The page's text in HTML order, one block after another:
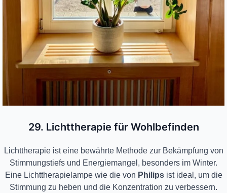
29. Lichttherapie für Wohlbefinden
Lichttherapie ist eine bewährte Methode zur Bekämpfung von
Stimmungstiefs und Energiemangel, besonders im Winter.
Eine Lichttherapielampe wie die von Philipsist ideal, um die
Stimmung zu heben und die Konzentration zu verbessern.